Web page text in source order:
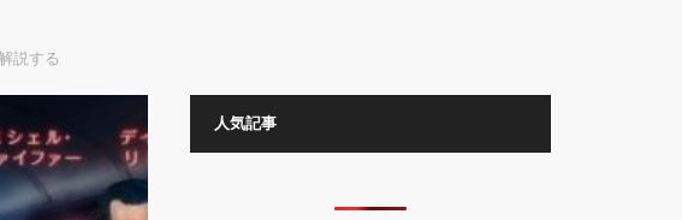
説する
人気記事